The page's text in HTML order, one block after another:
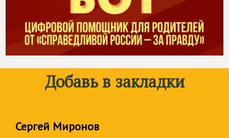
Добавь в закладки
Сергей Миронов